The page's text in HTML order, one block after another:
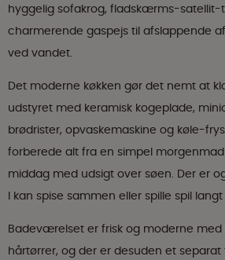
hyggelig sofakrog, fladskærms-satellit-
charmerende gaspejs til afslappende
ved vandet.
Det moderne køkken gør det nemt at
udstyret med keramisk kogeplade,
brødrister, opvaskemaskine og køle-
forberede alt fra en simpel
middag med udsigt over søen. Der er
I kan spise sammen eller spille spil
Badeværelset er frisk og moderne med
hårtørrer, og der er desuden et separat